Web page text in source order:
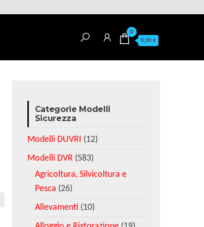
0
0,00 €
Categorie Modelli
Sicurezza
Modelli DUVRI (12)
Modelli DVR (583)
Agricoltura, Silvicoltura e
Pesca (26)
Allevamenti (10)